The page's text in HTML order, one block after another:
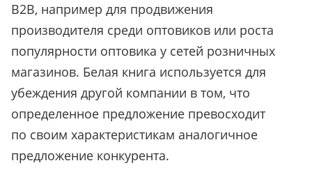
B2B, например для продвижения
производителя среди оптовиков или роста
популярности оптовика у сетей розничных
магазинов. Белая книга используется для
убеждения другой компании в том, что
определенное предложение превосходит
по своим характеристикам аналогичное
предложение конкурента.